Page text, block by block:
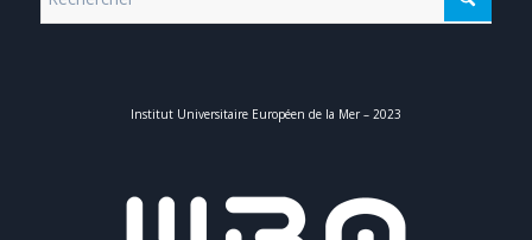
Institut Universitaire Européen de la Mer – 2023